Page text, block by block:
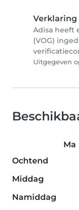
Verklaring
Adisa heeft
(VOG)
Uitgegeven
Ma
Ochtend
Middag
Namiddag